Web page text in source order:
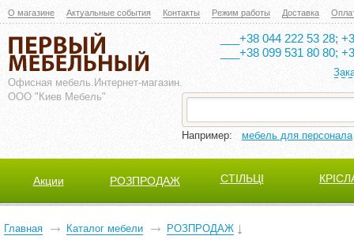
О магазине Актуальные события Контакты Режим работы Доставка
Офисная мебель. Интернет-магазин.
ООО "Киев Мебель"
___+38 044 222 53 28;
___+38 099 531 80 80;
Например: мебель для персонала
Акции РОЗПРОДАЖ СТІЛЬЦІ
Главная Каталог мебели РОЗПРОДАЖ